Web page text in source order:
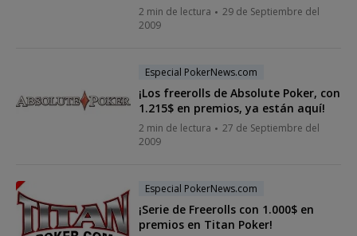
2 min de lectura
29 de Septiembre del
2009
Especial PokerNews.com
¡Los freerolls de Absolute Poker, con
1.215$ en premios, ya están aquí!
2 min de lectura
27 de Septiembre del
2009
Especial PokerNews.com
¡Serie de Freerolls con 1.000$ en
premios en Titan Poker!